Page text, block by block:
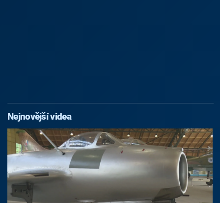
Nejnovější videa